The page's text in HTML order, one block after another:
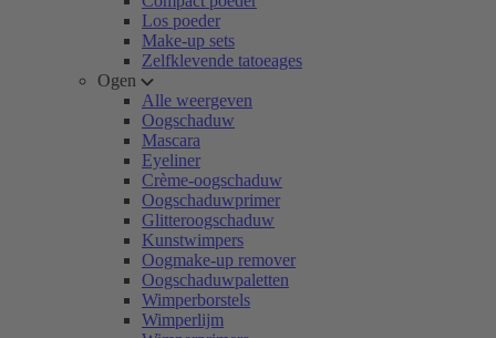
Los poeder
Make-up sets
Zelfklevende tatoeages
Ogen
Alle weergeven
Oogschaduw
Mascara
Eyeliner
Crème-oogschaduw
Oogschaduwprimer
Glitteroogschaduw
Kunstwimpers
Oogmake-up remover
Oogschaduwpaletten
Wimperborstels
Wimperlijm